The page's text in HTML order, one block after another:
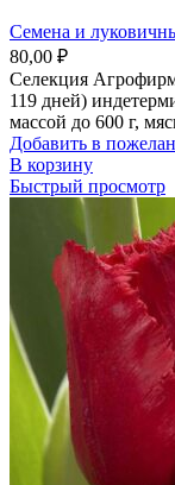
Семена и
80,00 ₽
Селекция
119 дней)
массой до 600 г,
Добавить в
В корзину
Быстрый просмотр